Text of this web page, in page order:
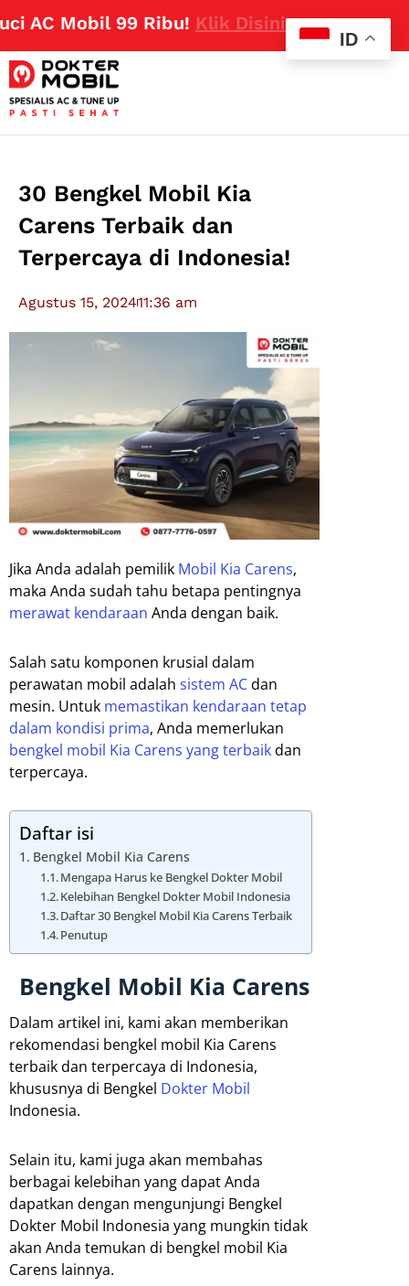
Mobil 99 Ribu!Klik Disini
30 Bengkel Mobil Kia
Carens Terbaik dan
Terpercaya di Indonesia!
Agustus 15, 202411:36 am
Jika Anda adalah pemilik Mobil Kia Carens,
maka Anda sudah tahu betapa pentingnya
merawat kendaraan Anda dengan baik.
Salah satu komponen krusial dalam
perawatan mobil adalah sistem ACdan
mesin. Untuk memastikan kendaraan tetap
dalam kondisi prima, Anda memerlukan
bengkel mobil Kia Carens yang terbaikdan
terpercaya.
Daftar isi
Bengkel Mobil Kia Carens
Mengapa Harus ke Bengkel Dokter Mobil
Kelebihan Bengkel Dokter Mobil Indonesia
Daftar 30 Bengkel Mobil Kia Carens Terbaik
Penutup
Bengkel Mobil Kia Carens
Dalam artikel ini, kami akan memberikan
rekomendasi bengkel mobil Kia Carens
terbaik dan terpercaya di Indonesia,
khususnya di Bengkel Dokter Mobil
Indonesia.
Selain itu, kami juga akan membahas
berbagai kelebihan yang dapat Anda
dapatkan dengan mengunjungi Bengkel
Dokter Mobil Indonesia yang mungkin tidak
akan Anda temukan di bengkel mobil Kia
Carens lainnya.
ID